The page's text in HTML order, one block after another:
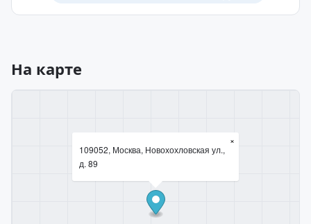
На карте
109052, Москва, Новохохловская ул.,
д. 89
×